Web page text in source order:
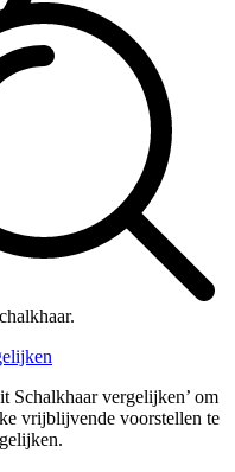
Schalkhaar vergelijken’ om
vrijblijvende voorstellen te